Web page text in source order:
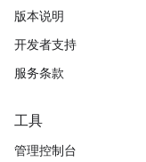
版本说明
开发者支持
服务条款
工具
管理控制台